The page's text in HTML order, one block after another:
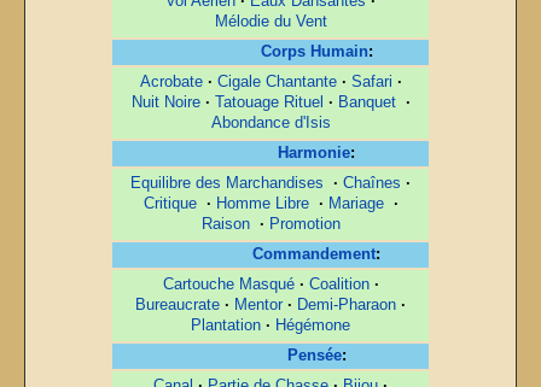
Mélodie du Vent
Corps Humain:
Acrobate · Cigale Chantante · Safari ·
Nuit Noire · Tatouage Rituel · Banquet
·
Abondance d'Isis
Harmonie:
Equilibre des Marchandises
· Chaînes ·
Critique
· Homme Libre · Mariage
·
Raison · Promotion
Commandement:
Cartouche Masqué · Coalition ·
Bureaucrate · Mentor · Demi-Pharaon ·
Plantation · Hégémone
Pensée: